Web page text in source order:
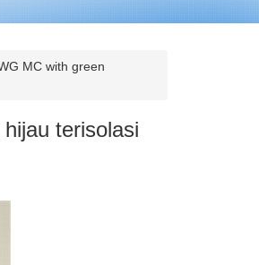
MC with green
terisolasi